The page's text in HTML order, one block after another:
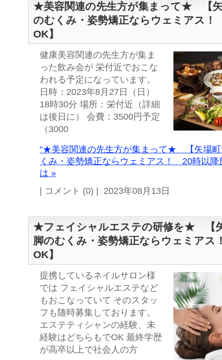
★美容関連の先生方が集まって★ 【矢
のむくみ・姿勢矯正ならウェミアス
OK】
健康美容関連の先生方が集ま
った飲み会が 栄付近でおこな
われる予定になっています。
日時：2023年8月27日（日）
18時30分 場所：栄付近（詳細
は後日に） 会費：3500円予定
（3000
“★美容関連の先生方が集まって★ 【矢場町
くみ・姿勢矯正ならウェミアス！ 20時以降
は »
| コメント (0) | 2023年08月13日
★フェイシャルエステの研修を★ 【
脚のむくみ・姿勢矯正ならウェミア
OK】
提携しているネイルサロン様
では フェイシャルエステなど
もおこなっていて そのスタッ
フも随時募集しております。
エステティシャンの経験、未
経験はどちらもでOK 最終学歴
が高卒以上で社会人の方